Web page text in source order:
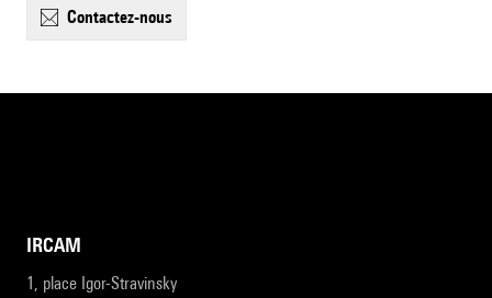
contactez-nous
IRCAM
1, place Igor-Stravinsky